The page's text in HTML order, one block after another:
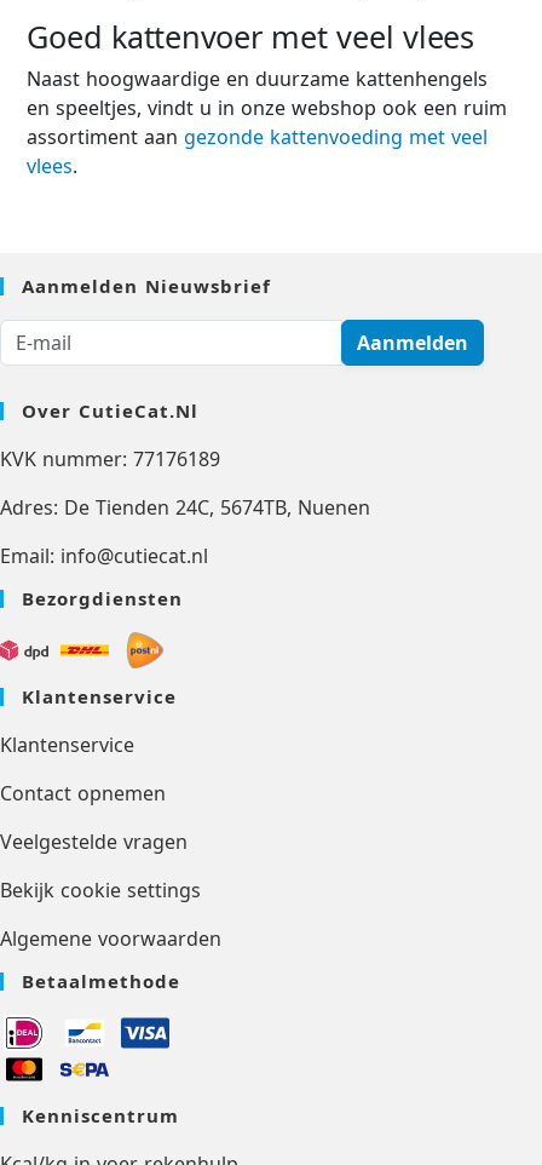
Goed kattenvoer met veel vlees
Naast hoogwaardige en duurzame kattenhengels
en speeltjes, vindt u in onze webshop ook een ruim
assortiment aangezonde kattenvoeding met veel
vlees.
Aanmelden Nieuwsbrief
Aanmelden
Over CutieCat.nl
KVK nummer: 77176189
Adres: De Tienden 24C, 5674TB, Nuenen
Email: info@cutiecat.nl
Bezorgdiensten
Klantenservice
Klantenservice
Contact opnemen
Veelgestelde vragen
Bekijk cookie settings
Algemene voorwaarden
Betaalmethode
Kenniscentrum